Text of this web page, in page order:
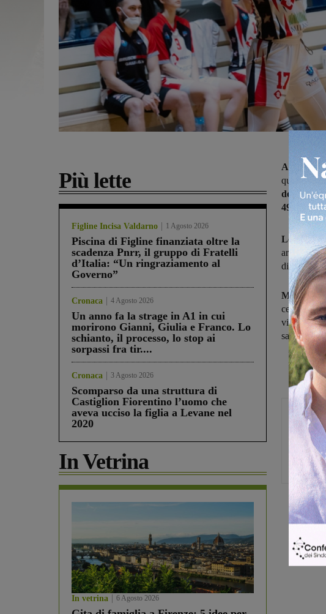
Più lette
Figline Incisa Valdarno 1 Agosto 2026
Piscina di Figline finanziata oltre la
scadenza Pnrr, il gruppo di Fratelli
d’Italia: “Un ringraziamento al
Governo”
Cronaca 4 Agosto 2026
Un anno fa la strage in A1 in cui
morirono Gianni, Giulia e Franco. Lo
schianto, il processo, lo stop ai
sorpassi fra tir....
Cronaca 3 Agosto 2026
Scomparso da una struttura di
Castiglion Fiorentino l’uomo che
aveva ucciso la figlia a Levane nel
2020
In Vetrina
In vetrina 6 Agosto 2026
Al termine
quarti, la
dei quarti
49-46.
Le
arrivate
di coda.
Mercoledì
vincere per
sabato.